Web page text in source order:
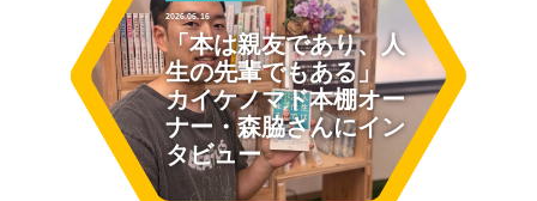
2026.06.16
「本は親友であり、人
生の先輩でもある」
カイケノマド本棚オー
ナー・森脇さんにイン
タビュー